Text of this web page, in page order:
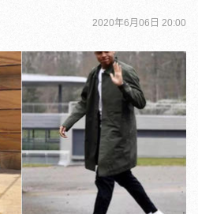
2020年6月06日 20:00